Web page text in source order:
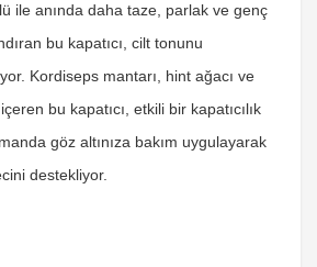
ile anında daha taze, parlak ve genç
bu kapatıcı, cilt tonunu
Kordiseps mantarı, hint ağacı ve
bu kapatıcı, etkili bir kapatıcılık
göz altınıza bakım uygulayarak
destekliyor.